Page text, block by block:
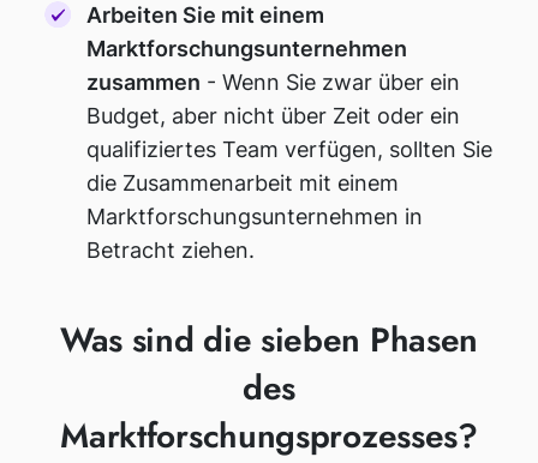
Arbeiten Sie mit einem
Marktforschungsunternehmen
zusammen - Wenn Sie zwar über ein
Budget, aber nicht über Zeit oder ein
qualifiziertes Team verfügen, sollten Sie
die Zusammenarbeit mit einem
Marktforschungsunternehmen in
Betracht ziehen.
Was sind die sieben Phasen
des
Marktforschungsprozesses?